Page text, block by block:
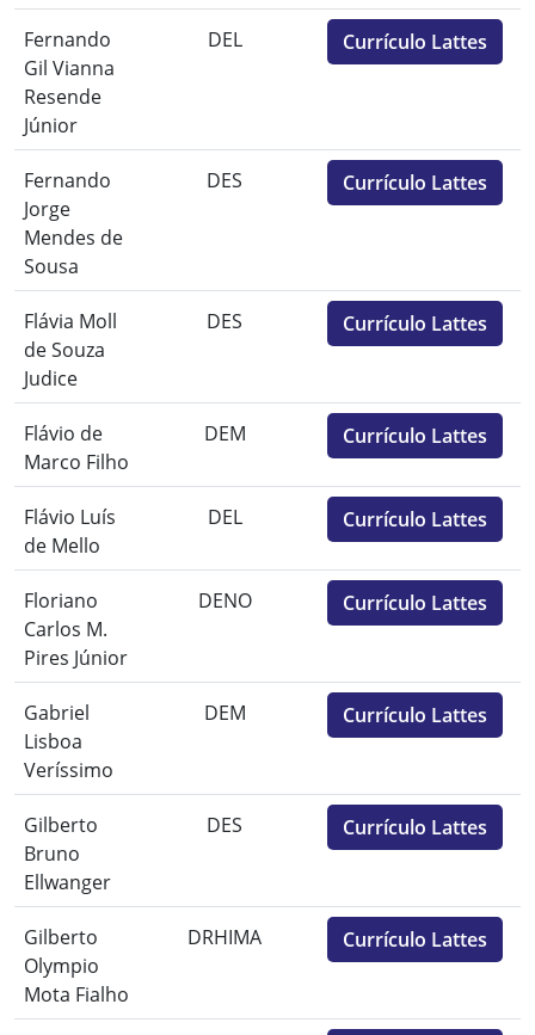
Fernando
Gil Vianna
Resende
Júnior
DEL Currículo Lattes
Fernando
Jorge
Mendes de
Sousa
DES Currículo Lattes
Flávia Moll
de Souza
Judice
DES Currículo Lattes
Flávio de
Marco Filho
DEM Currículo Lattes
Flávio Luís
de Mello
DEL Currículo Lattes
Floriano
Carlos M.
Pires Júnior
DENO Currículo Lattes
Gabriel
Lisboa
Veríssimo
DEM Currículo Lattes
Gilberto
Bruno
Ellwanger
DES Currículo Lattes
Gilberto
Olympio
Mota Fialho
DRHIMA Currículo Lattes